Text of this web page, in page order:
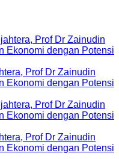
Prof Dr Zainudin
Ekonomi dengan Potensi
Prof Dr Zainudin
Ekonomi dengan Potensi